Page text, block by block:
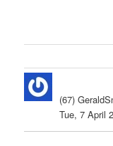
(67)
Tue, 7 April